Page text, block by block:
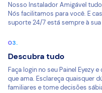
Nosso Instalador Amigável
Nós facilitamos para você. E
suporte 24/7 está sempre à
Descubra tudo
Faça login no seu Painel Eyezy
que ama. Esclareça quaisquer
familiares e tome decisões